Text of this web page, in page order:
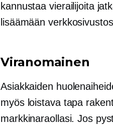
kannustaa vierailijoita
lisäämään
Viranomainen
Asiakkaiden
myös loistava tapa
markkinaraollasi. Jos